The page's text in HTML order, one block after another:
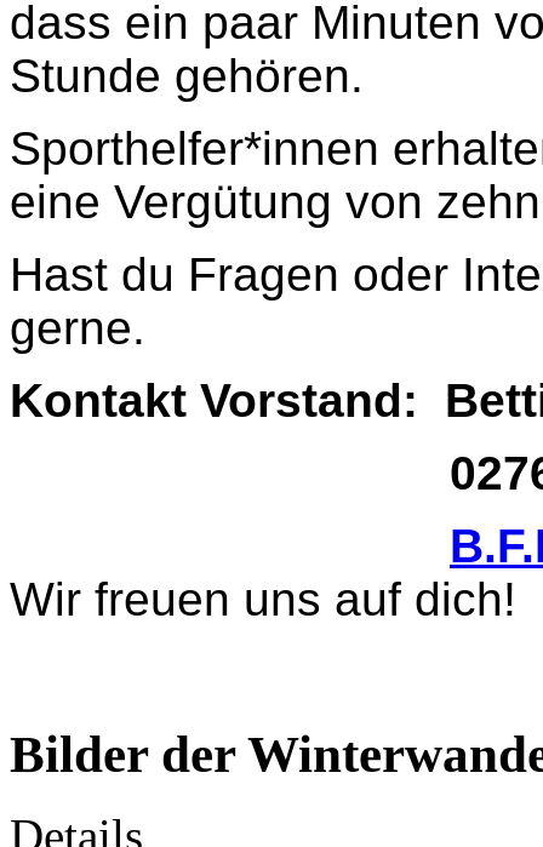
dass ein paar Minuten
Stunde gehören.
Sporthelfer*innen
eine Vergütung von
Hast du Fragen oder
gerne.
Kontakt Vorstand:
02761
Wir freuen uns auf dich!
Bilder der
Details